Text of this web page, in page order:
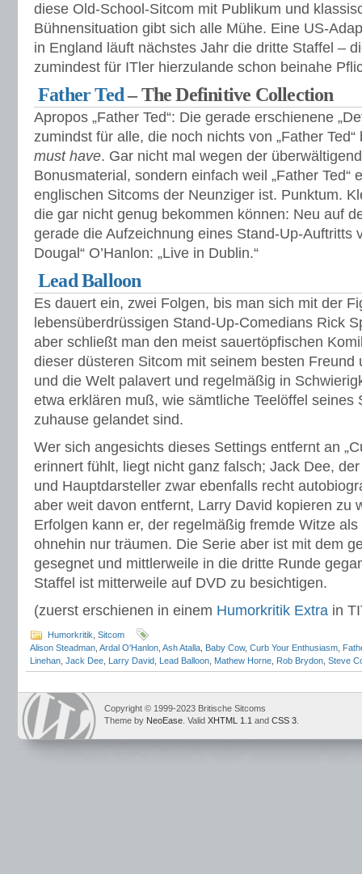
diese Old-School-Sitcom mit Publikum und
Bühnensituation gibt sich alle Mühe. Eine US-
in England läuft nächstes Jahr die dritte Staffel –
zumindest für ITler hierzulande schon beinahe
Father Ted– The Definitive Collection
Apropos „Father Ted“: Die gerade erschienene
zumindst für alle, die noch nichts von „Father
must have. Gar nicht mal wegen der
Bonusmaterial, sondern einfach weil „Father Ted“
englischen Sitcoms der Neunziger ist. Punktum.
die gar nicht genug bekommen können: Neu auf
gerade die Aufzeichnung eines Stand-Up-Auftritts
Dougal“ O’Hanlon: „Live in Dublin.“
Lead Balloon
Es dauert ein, zwei Folgen, bis man sich mit der
lebensüberdrüssigen Stand-Up-Comedians Rick
aber schließt man den meist sauertöpfischen
dieser düsteren Sitcom mit seinem besten Freund
und die Welt palavert und regelmäßig in
etwa erklären muß, wie sämtliche Teelöffel seines
zuhause gelandet sind.
Wer sich angesichts dieses Settings entfernt an
erinnert fühlt, liegt nicht ganz falsch; Jack Dee, der
und Hauptdarsteller zwar ebenfalls recht
aber weit davon entfernt, Larry David kopieren zu
Erfolgen kann er, der regelmäßig fremde Witze
ohnehin nur träumen. Die Serie aber ist mit dem
gesegnet und mittlerweile in die dritte Runde
Staffel ist mitterweile auf DVD zu besichtigen.
(zuerst erschienen in einem Humorkritik Extra in
Humorkritik Sitcom
Alison Steadman Ardal O'Hanlon Ash Atalla Baby Cow, Curb Your Enthusiasm
Linehan Jack Dee Larry David Lead Balloon Mathew Horne Rob Brydon Steve
Copyright © 1999-2023 Britische Sitcoms
Theme by NeoEase . Valid XHTML 1.1 and CSS 3